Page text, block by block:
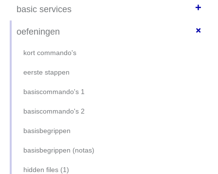
wadisda
distributies
+
basic services
static net-config thuis
LTS, or not LTS
ssh client
ssh client (oefening)
ssh server (inleiding)
apache2 server (inleiding)
apache2 (oefening)
samba server (inleiding)
+
oefeningen
kort commando's
eerste stappen
basiscommando's 1
basiscommando's 2
basisbegrippen
basisbegrippen (notas)
hidden files (1)